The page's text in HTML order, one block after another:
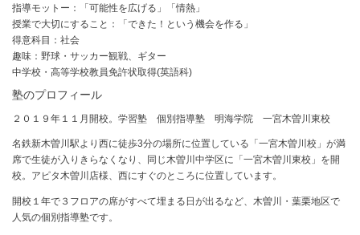
指導モットー：「可能性を広げる」「情熱」
授業で大切にすること：「できた！という機会を作る」
得意科目：社会
趣味：野球・サッカー観戦、ギター
中学校・高等学校教員免許状取得(英語科)
塾のプロフィール
２０１９年１１月開校。学習塾 個別指導塾 明海学院 一宮木曽川東校
名鉄新木曽川駅より西に徒歩3分の場所に位置している「一宮木曽川校」が満
席で生徒が入りきらなくなり、同じ木曽川中学区に「一宮木曽川東校」を開
校。アピタ木曽川店様、西にすぐのところに位置しています。
開校１年で３フロアの席がすべて埋まる日が出るなど、木曽川・葉栗地区で
人気の個別指導塾です。